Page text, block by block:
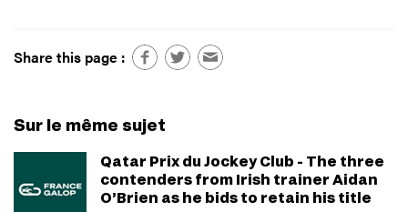
Share this page :
Sur le même sujet
Qatar Prix du Jockey Club - The three
contenders from Irish trainer Aidan
O’Brien as he bids to retain his title